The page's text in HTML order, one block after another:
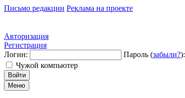
Письмо редакции Реклама на проекте
Авторизация
Регистрация
Логин:
Пароль (забыли?):
Чужой компьютер
Войти
Меню